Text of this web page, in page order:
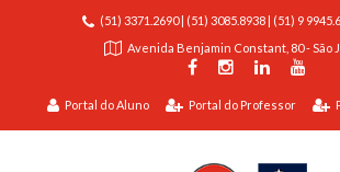
(51) 3371.2690| (51) 3085.8938|
(51) 9
Avenida Benjamin Constant, 80 - São
Portal do Aluno Portal do Professor